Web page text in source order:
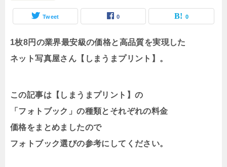
Tweet 0 0
1枚8円の業界最安級の価格と高品質を実現した
ネット写真屋さん【しまうまプリント】。
この記事は【しまうまプリント】の
「フォトブック」の種類とそれぞれの料金
価格をまとめましたので
フォトブック選びの参考にしてください。